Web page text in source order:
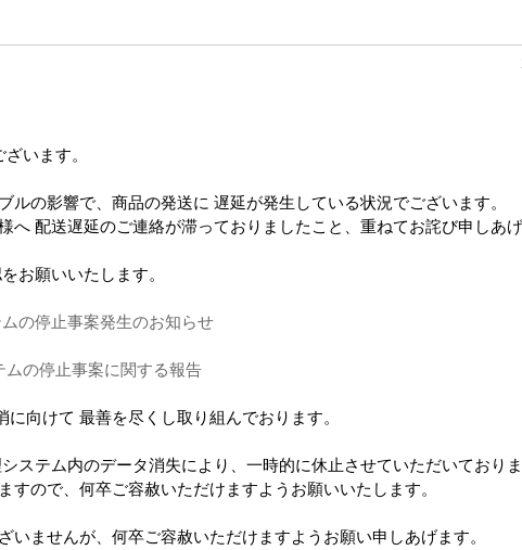
トフ
ル Ｈファイル ３１㎜
います。
の影響で、商品の発送に 遅延が発生している状況でございます。
配送遅延のご連絡が滞っておりましたこと、重ねてお詫び申しあげ
願いいたします。
の停止事案発生のお知らせ
ムの停止事案に関する報告
向けて 最善を尽くし取り組んでおります。
ステム内のデータ消失により、一時的に休止させていただいておりま
ので、何卒ご容赦いただけますようお願いいたします。
ませんが、何卒ご容赦いただけますようお願い申しあげます。